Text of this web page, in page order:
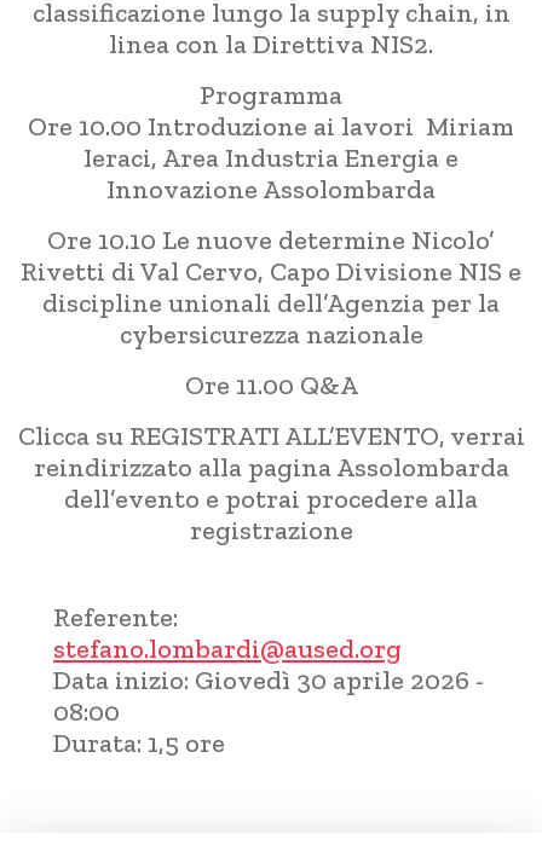
classificazione lungo la supply chain, in
linea con la Direttiva NIS2.
Programma
Ore 10.00 Introduzione ai lavori Miriam
Ieraci, Area Industria Energia e
Innovazione Assolombarda
Ore 10.10 Le nuove determine Nicolo’
Rivetti di Val Cervo, Capo Divisione NIS e
discipline unionali dell’Agenzia per la
cybersicurezza nazionale
Ore 11.00 Q&A
Clicca su REGISTRATI ALL’EVENTO, verrai
reindirizzato alla pagina Assolombarda
dell’evento e potrai procedere alla
registrazione
Referente:
stefano.lombardi@aused.org
Data inizio: Giovedì 30 aprile 2026 -
08:00
Durata: 1,5 ore